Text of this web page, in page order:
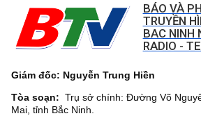
BÁO VÀ
TRUYỀN
BAC NINH
RADIO -
Giám đốc: Nguyễn Trung Hiền
Tòa soạn: Trụ sở chính: Đường Võ
Mai, tỉnh Bắc Ninh.